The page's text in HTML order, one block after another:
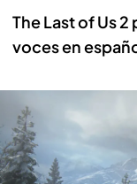
The Last of Us
voces en